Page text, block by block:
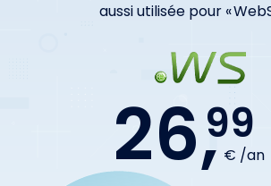
aussi utilisée pour «
26,99
€ /an